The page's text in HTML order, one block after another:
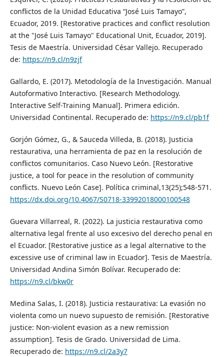
conflictos de la Unidad Educativa “José Luis Tamayo”,
Ecuador, 2019. [Restorative practices and conflict resolution
at the "José Luis Tamayo" Educational Unit, Ecuador, 2019].
Tesis de Maestría. Universidad César Vallejo. Recuperado
de: https://n9.cl/n9zjf
Gallardo, E. (2017). Metodología de la Investigación. Manual
Autoformativo Interactivo. [Research Methodology.
Interactive Self-Training Manual]. Primera edición.
Universidad Continental. Recuperado de: https://n9.cl/pb1f
Gorjón Gómez, G., & Sauceda Villeda, B. (2018). Justicia
restaurativa, una herramienta de paz en la resolución de
conflictos comunitarios. Caso Nuevo León. [Restorative
justice, a tool for peace in the resolution of community
conflicts. Nuevo León Case]. Política criminal,13(25);548-571.
https://dx.doi.org/10.4067/S0718-33992018000100548
Guevara Villarreal, R. (2022). La justicia restaurativa como
alternativa legal frente al uso excesivo del derecho penal en
el Ecuador. [Restorative justice as a legal alternative to the
excessive use of criminal law in Ecuador]. Tesis de Maestría.
Universidad Andina Simón Bolívar. Recuperado de:
https://n9.cl/bkw0r
Medina Salas, I. (2018). Justicia restaurativa: La evasión no
violenta como un nuevo supuesto de remisión. [Restorative
justice: Non-violent evasion as a new remission
assumption]. Tesis de Grado. Universidad de Lima.
Recuperado de: https://n9.cl/2a3y7